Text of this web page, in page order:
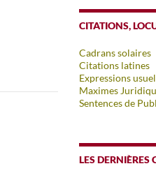
CITATIONS,
Cadrans solaires
Citations latines
Expressions
Maximes
Sentences de
LES DERNIÈRES